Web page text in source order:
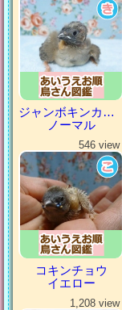
ジャンボキンカチョウ
ノーマル
546 view
コキンチョウ
イエロー
1,208 view